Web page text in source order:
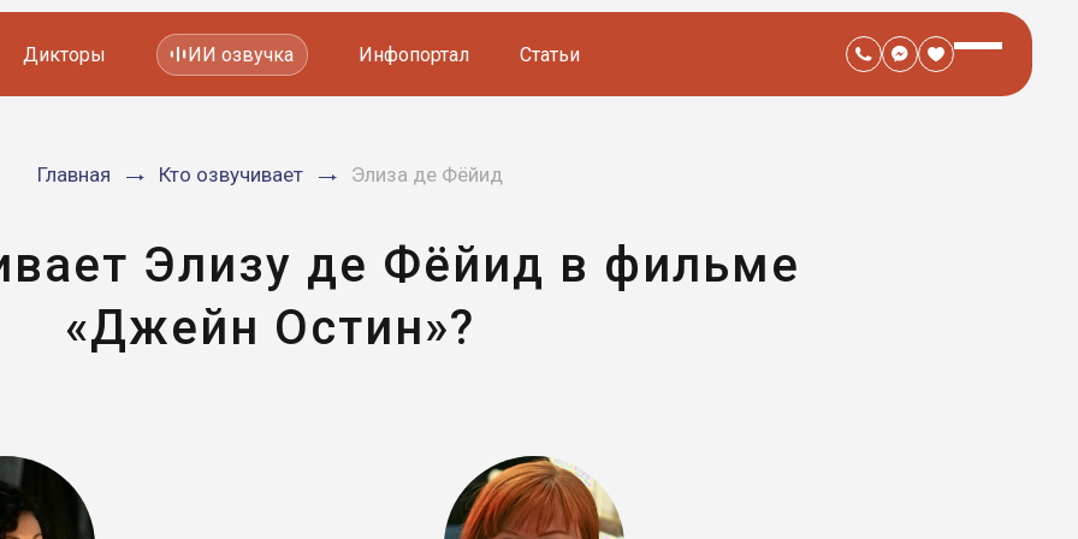
Мультфильмов
Дикторы ИИ озвучка Инфопортал Статьи
Главная Кто озвучивает Элиза де Фёйид
Элизу де Фёйид в фильме
«Джейн Остин»?